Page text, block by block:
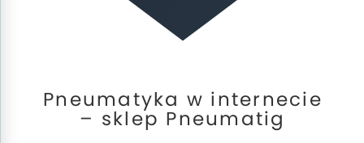
Pneumatyka w internecie
– sklep Pneumatig